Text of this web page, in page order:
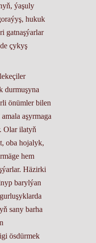
ýaşuly
hukuk
gatnaşýarlar
çykyş
durmuşyna
önümler bilen
aşyrmaga
Olar ilatyň
oba hojalyk,
hem
Häzirki
barylýan
sany barha
ösdürmek